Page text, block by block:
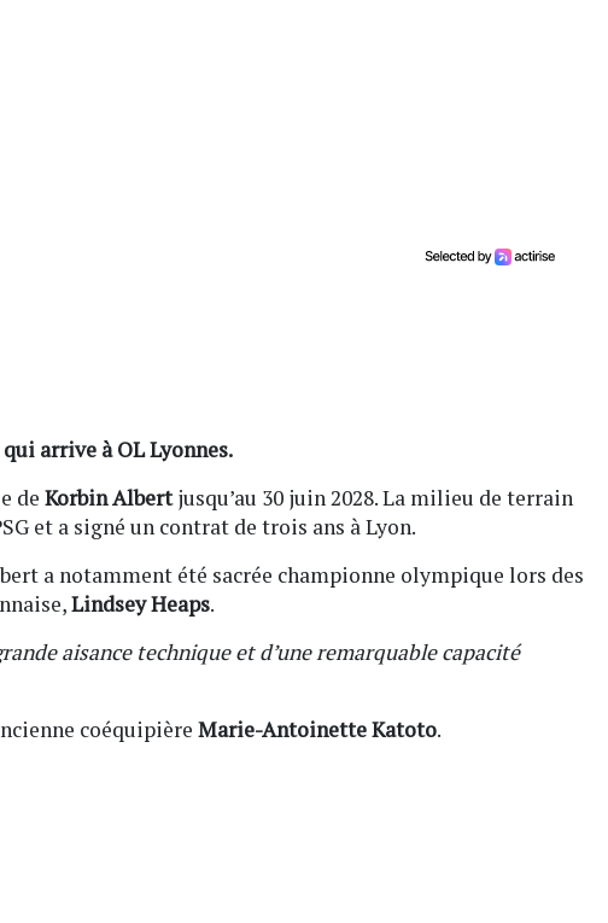
arrive à OL Lyonnes.
de Korbin Albertjusqu’au 30 juin 2028. La milieu de terrain
et a signé un contrat de trois ans à Lyon.
a notamment été sacrée championne olympique lors des
Lindsey Heaps.
aisance technique et d’une remarquable capacité
coéquipière Marie-Antoinette Katoto.